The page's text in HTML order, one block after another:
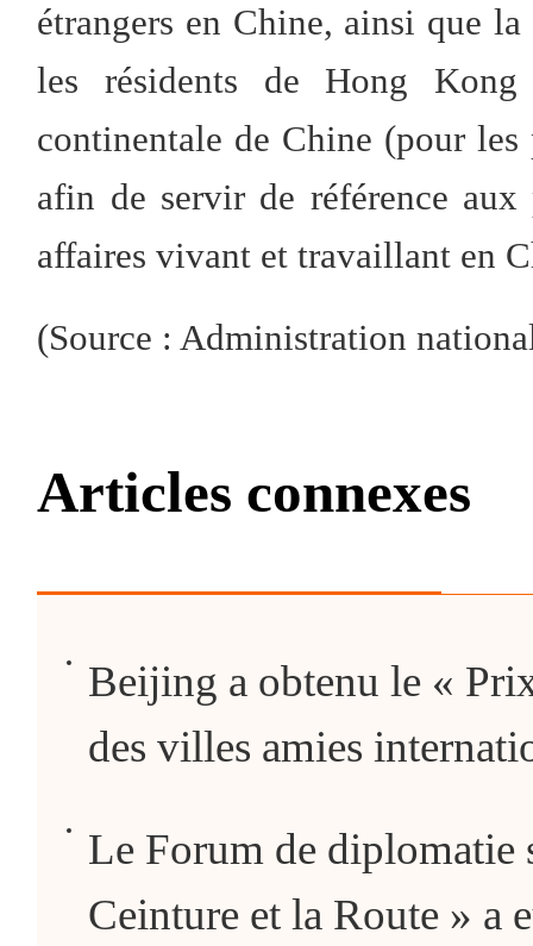
étrangers en Chine, ainsi que
les résidents de Hong
continentale de Chine (pour
afin de servir de référence
affaires vivant et travaillant en
(Source : Administration
Articles connexes
Beijing a obtenu le «
des villes amies
Le Forum de
Ceinture et la Route » a